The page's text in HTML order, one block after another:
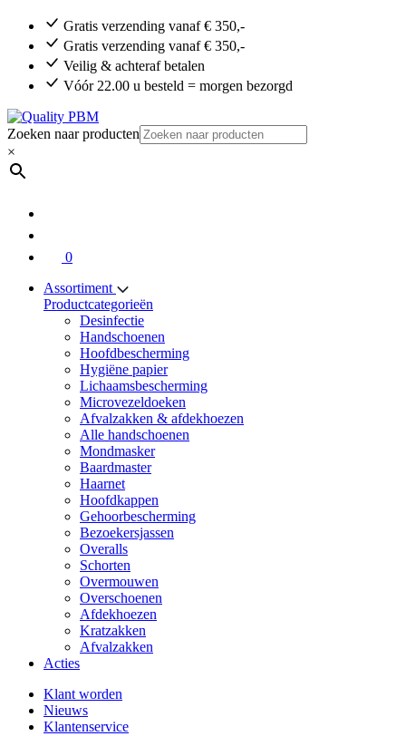
Gratis verzending vanaf € 350,-
Gratis verzending vanaf € 350,-
Veilig & achteraf betalen
Vóór 22.00 u besteld = morgen bezorgd
Zoeken naar producten
×
0
Assortiment
Productcategorieën
Desinfectie
Handschoenen
Hoofdbescherming
Hygiëne papier
Lichaamsbescherming
Microvezeldoeken
Afvalzakken & afdekhoezen
Alle handschoenen
Mondmasker
Baardmaster
Haarnet
Hoofdkappen
Gehoorbescherming
Bezoekersjassen
Overalls
Schorten
Overmouwen
Overschoenen
Afdekhoezen
Kratzakken
Afvalzakken
Acties
Klant worden
Nieuws
Klantenservice